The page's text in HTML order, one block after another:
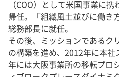
（COO）として米国事業に
帰任。「組織風土並びに働き
総務部長に就任。
その後、ミッションであるク
の構築を進め、2012年に本
年には大阪事業所の移転プロ